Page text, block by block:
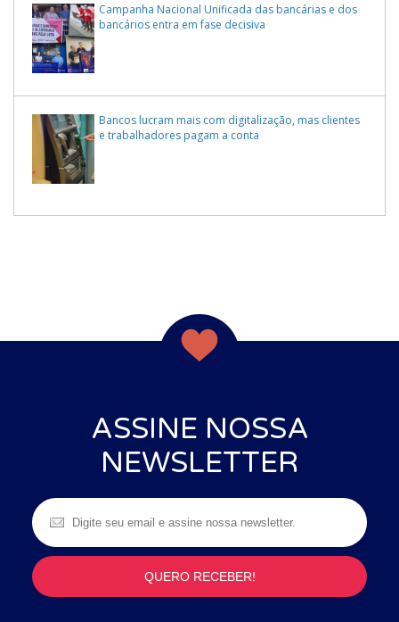
Campanha Nacional Unificada das bancárias e dos
bancários entra em fase decisiva
Bancos lucram mais com digitalização, mas clientes
e trabalhadores pagam a conta
ASSINE NOSSA
NEWSLETTER